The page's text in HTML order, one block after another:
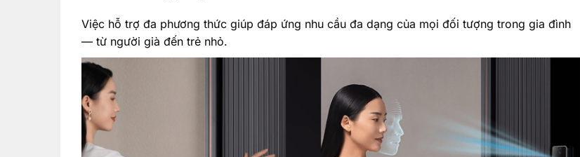
Việc hỗ trợ đa phương thức giúp đáp ứng nhu cầu đa dạng của mọi đối tượng trong gia đình
— từ người già đến trẻ nhỏ.